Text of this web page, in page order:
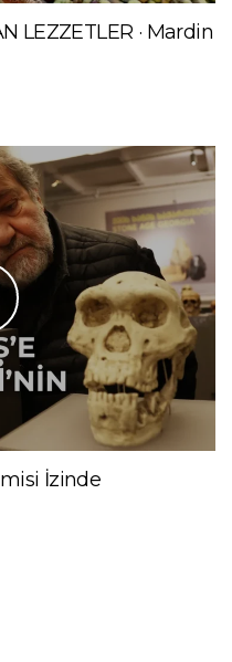
LEZZETLER · Mardin
İzinde